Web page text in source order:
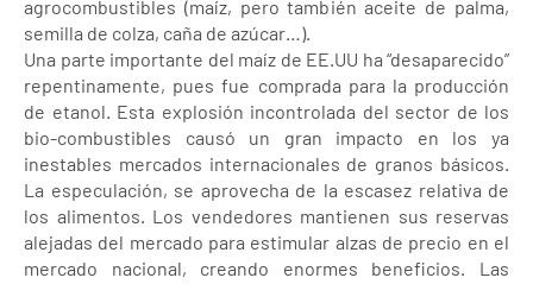
agrocombustibles (maíz, pero también aceite de palma,
semilla de colza, caña de azúcar…).
Una parte importante del maíz de EE.UU ha “desaparecido”
repentinamente, pues fue comprada para la producción
de etanol. Esta explosión incontrolada del sector de los
bio-combustibles causó un gran impacto en los ya
inestables mercados internacionales de granos básicos.
La especulación, se aprovecha de la escasez relativa de
los alimentos. Los vendedores mantienen sus reservas
alejadas del mercado para estimular alzas de precio en el
mercado nacional, creando enormes beneficios. Las